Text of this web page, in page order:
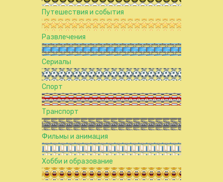
Путешествия и события
Развлечения
Сериалы
Спорт
Транспорт
Фильмы и анимация
Хобби и образование